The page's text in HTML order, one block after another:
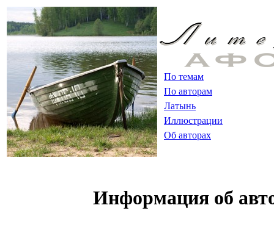
По темам
По авторам
Латынь
Иллюстрации
Об авторах
Информация об